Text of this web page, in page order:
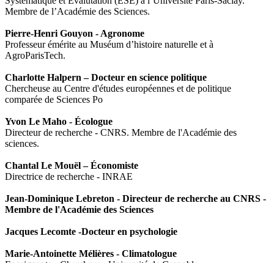
Membre de l’Académie des Sciences.
Pierre-Henri Gouyon - Agronome
Professeur émérite au Muséum d’histoire naturelle et à
AgroParisTech.
Charlotte Halpern – Docteur en science politique
Chercheuse au Centre d'études européennes et de politique
comparée de Sciences Po
Yvon Le Maho - Écologue
Directeur de recherche - CNRS. Membre de l'Académie des
sciences.
Chantal Le Mouël – Économiste
Directrice de recherche - INRAE
Jean-Dominique Lebreton - Directeur de recherche au CNRS -
Membre de l'Académie des Sciences
Jacques Lecomte -Docteur en psychologie
Marie-Antoinette Mélières - Climatologue